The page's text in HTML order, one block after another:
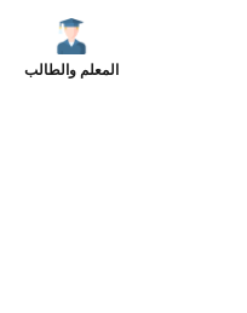
المعلم والطالب